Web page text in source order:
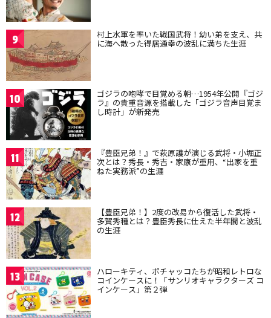
9 村上水軍を率いた戦国武将！幼い弟を支え、共
に海へ散った得居通幸の波乱に満ちた生涯
10 ゴジラの咆哮で目覚める朝…1954年公開『ゴジ
ラ』の貴重音源を搭載した「ゴジラ音声目覚ま
し時計」が新発売
11 『豊臣兄弟！』で萩原護が演じる武将・小堀正
次とは？秀長・秀吉・家康が重用、“出家を重
ねた実務派”の生涯
12 【豊臣兄弟！】2度の改易から復活した武将・
多賀秀種とは？豊臣秀長に仕えた半年間と波乱
の生涯
13 ハローキティ、ポチャッコたちが昭和レトロな
コインケースに！「サンリオキャラクターズ コ
インケース」第２弾